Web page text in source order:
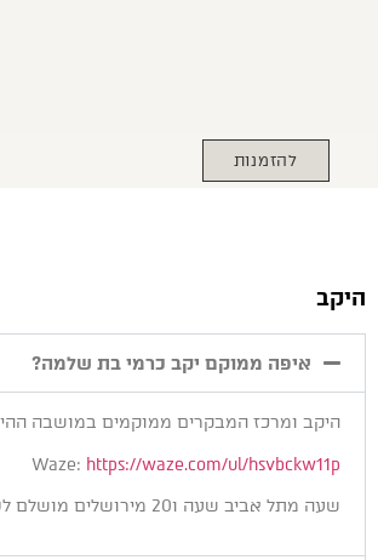
להזמנות
היקב
איפה ממוקם יקב כרמי בת שלמה?
היקב ומרכז המבקרים ממוקמים במושבה ההיסטורית בת
Waze: https://waze.com/ul/hsvbckw11p
שעה מתל אביב שעה ו20 מירושלים מושלם לטיולי יום